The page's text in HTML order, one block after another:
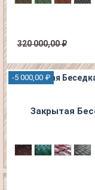
320 000,00 ₽
-5 000,00 ₽
Закрытая